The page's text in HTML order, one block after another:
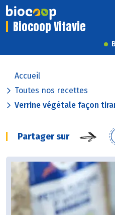
Biocoop Vitavie
Accueil
Toutes nos recettes
Verrine végétale façon
Partager sur